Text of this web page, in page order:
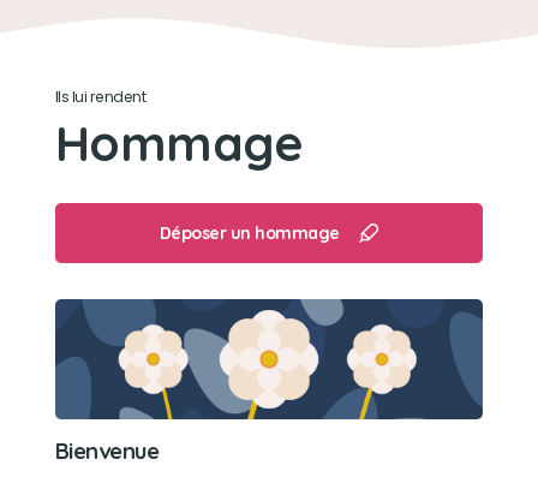
Il n’avait rien de spécial
Les promenades et le canapé
Ils lui rendent
Hommage
Déposer un hommage
Bienvenue